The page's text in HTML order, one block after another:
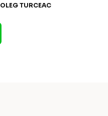
OLEG TURCEAC